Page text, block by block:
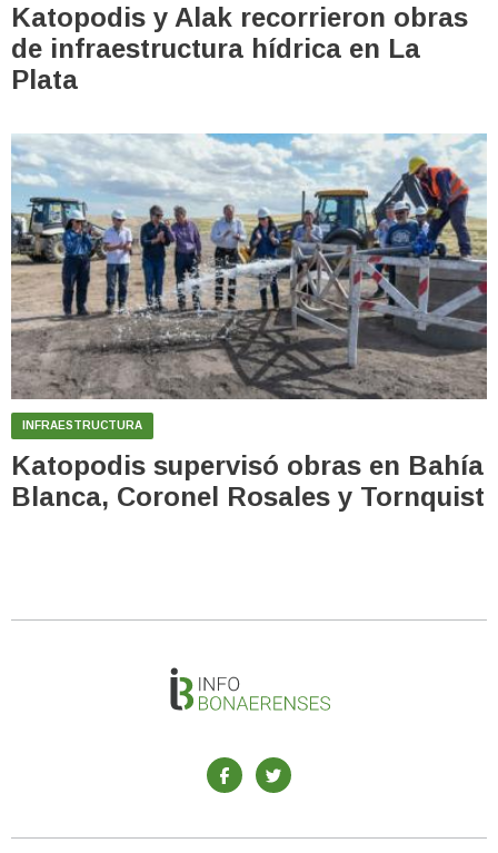
Katopodis y Alak recorrieron obras
de infraestructura hídrica en La
Plata
INFRAESTRUCTURA
Katopodis supervisó obras en Bahía
Blanca, Coronel Rosales y Tornquist